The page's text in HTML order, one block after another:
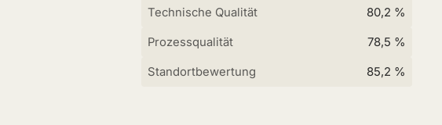
Technische Qualität 80,2 %
Prozessqualität 78,5 %
Standortbewertung 85,2 %